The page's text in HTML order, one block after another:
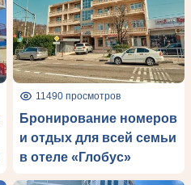
11490 просмотров
Бронирование номеров
и отдых для всей семьи
в отеле «Глобус»